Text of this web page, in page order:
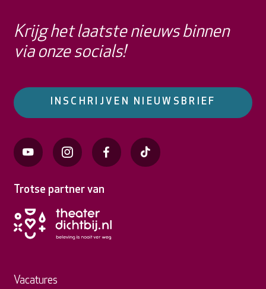
Krijg het laatste nieuws binnen
via onze socials!
INSCHRIJVEN NIEUWSBRIEF
Trotse partner van
Vacatures